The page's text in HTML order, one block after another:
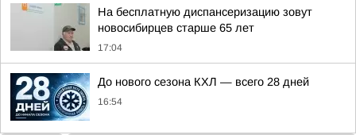
На бесплатную диспансеризацию зовут
новосибирцев старше 65 лет
17:04
До нового сезона КХЛ — всего 28 дней
16:54